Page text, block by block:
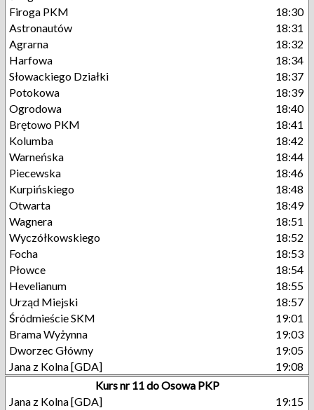
Firoga PKM
18:30
Astronautów
18:31
Agrarna
18:32
Harfowa
18:34
Słowackiego Działki
18:37
Potokowa
18:39
Ogrodowa
18:40
Brętowo PKM
18:41
Kolumba
18:42
Warneńska
18:44
Piecewska
18:46
Kurpińskiego
18:48
Otwarta
18:49
Wagnera
18:51
Wyczółkowskiego
18:52
Focha
18:53
Płowce
18:54
Hevelianum
18:55
Urząd Miejski
18:57
Śródmieście SKM
19:01
Brama Wyżynna
19:03
Dworzec Główny
19:05
Jana z Kolna [GDA]
19:08
Kurs nr 11 do Osowa PKP
Jana z Kolna [GDA]
19:15